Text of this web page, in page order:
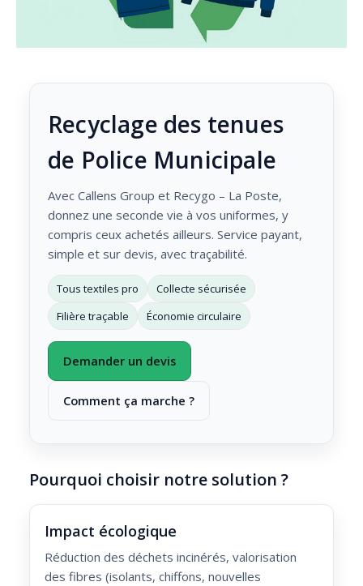
Recyclage des tenues
de Police Municipale
Avec Callens Group et Recygo – La Poste,
donnez une seconde vie à vos uniformes, y
compris ceux achetés ailleurs. Service payant,
simple et sur devis, avec traçabilité.
Tous textiles pro
Collecte sécurisée
Filière traçable
Économie circulaire
Demander un devis
Comment ça marche ?
Pourquoi choisir notre solution ?
Impact écologique
Réduction des déchets incinérés, valorisation
des fibres (isolants, chiffons, nouvelles